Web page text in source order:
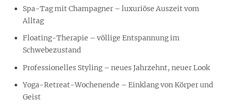
Spa-Tag mit Champagner – luxuriöse Auszeit vom
Alltag
Floating-Therapie – völlige Entspannung im
Schwebezustand
Professionelles Styling – neues Jahrzehnt, neuer Look
Yoga-Retreat-Wochenende – Einklang von Körper und
Geist